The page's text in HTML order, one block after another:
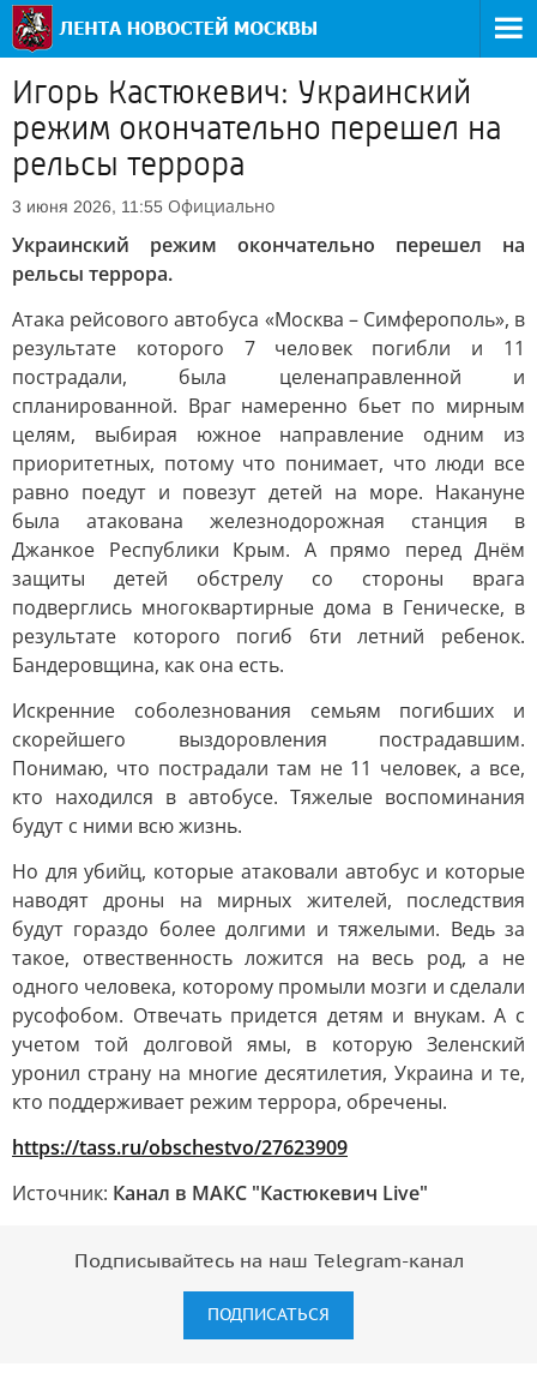
Игорь Кастюкевич: Украинский
режим окончательно перешел на
рельсы террора
3 июня 2026, 11:55 Официально
Украинский режим окончательно перешел на
рельсы террора.
Атака рейсового автобуса «Москва – Симферополь», в
результате которого 7 человек погибли и 11
пострадали, была целенаправленной и
спланированной. Враг намеренно бьет по мирным
целям, выбирая южное направление одним из
приоритетных, потому что понимает, что люди все
равно поедут и повезут детей на море. Накануне
была атакована железнодорожная станция в
Джанкое Республики Крым. А прямо перед Днём
защиты детей обстрелу со стороны врага
подверглись многоквартирные дома в Геническе, в
результате которого погиб 6ти летний ребенок.
Бандеровщина, как она есть.
Искренние соболезнования семьям погибших и
скорейшего выздоровления пострадавшим.
Понимаю, что пострадали там не 11 человек, а все,
кто находился в автобусе. Тяжелые воспоминания
будут с ними всю жизнь.
Но для убийц, которые атаковали автобус и которые
наводят дроны на мирных жителей, последствия
будут гораздо более долгими и тяжелыми. Ведь за
такое, отвественность ложится на весь род, а не
одного человека, которому промыли мозги и сделали
русофобом. Отвечать придется детям и внукам. А с
учетом той долговой ямы, в которую Зеленский
уронил страну на многие десятилетия, Украина и те,
кто поддерживает режим террора, обречены.
https://tass.ru/obschestvo/27623909
Источник: Канал в МАКС "Кастюкевич Live"
Подписывайтесь на наш Telegram-канал
ПОДПИСАТЬСЯ